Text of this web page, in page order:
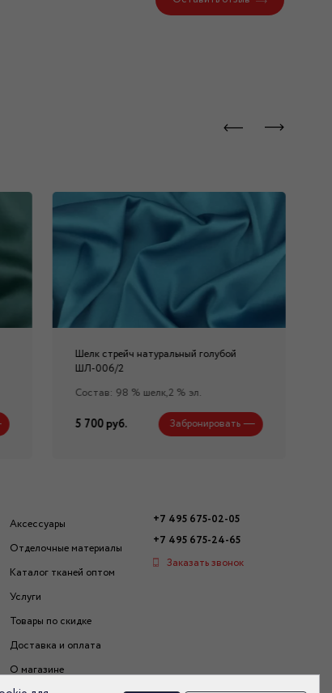
Шелк стрейч натуральный голубой
ШЛ-006/2
Состав: 98 % шелк,2 % эл.
5 700 руб. Забронировать
Аксессуары
Отделочные материалы
Каталог тканей оптом
Услуги
Товары по скидке
Доставка и оплата
О магазине
+7 495 675-02-05
+7 495 675-24-65
Заказать звонок